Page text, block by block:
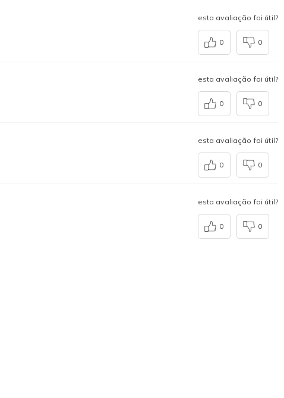
esta avaliação foi útil?
0 0
esta avaliação foi útil?
0 0
esta avaliação foi útil?
0 0
esta avaliação foi útil?
0 0